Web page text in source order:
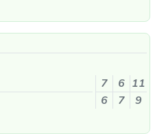
7 6 11
6
7 9